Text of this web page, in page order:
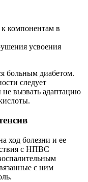
компонентам в
усвоения
больным диабетом.
следует
не вызвать адаптацию
ход болезни и ее
с НПВС
с ним